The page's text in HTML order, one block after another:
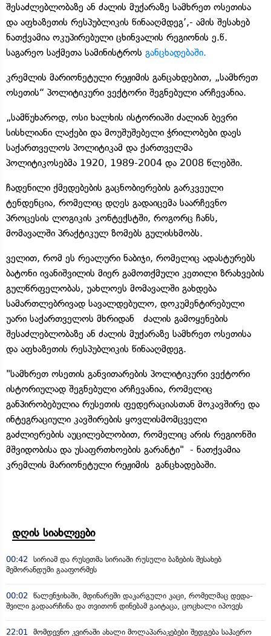
შესაძლებლობაზე ან ძალის მუქარაზე სამხრეთ ოსეთისა
და აფხაზეთის რესპუბლიკის წინააღმდეგ’,- ამის შესახებ
ნათქვამია ოკუპირებული ცხინვალის რეგიონის ე.წ.
საგარეო საქმეთა სამინისტროს განცხადებაში.
კრემლის მარიონეტული რეჟიმის განცახდებით, „სამხრეთ
ოსეთის“ პოლიტიკური ვექტორი შეგნებული არჩევანია.
„სამწუხაროდ, ოსი ხალხის ისტორიაში ძალიან ბევრი
სისხლიანი ლაქები და მოუშუშებელი ჭრილობები დაეს
საქართველოს პოლიტიკამ და ქართველმა
პოლიტიკოსებმა 1920, 1989-2004 და 2008 წლებში.
ჩადენილი ქმედებების გაცნობიერების გარკვეული
ტენდენცია, რომელიც დღეს გადაიცემა საარჩევნო
პროცესის ლოგიკის კონტექსტში, როგორც ჩანს,
მომავალში პრაქტიკულ ზომებს გულისხმობს.
ველით, რომ ეს რეალური ნაბიჯი, რომელიც ადასტურებს
ბატონი ივანიშვილის მიერ გამოთქმული კეთილი ზრახვების
გულწრფელობას, უახლოეს მომავალში გახდება
სამართლებრივად სავალდებულო, დოკუმენტირებული
უარი საქართველოს მხრიდან ძალის გამოყენების
შესაძლებლობაზე ან ძალის მუქარაზე სამხრეთ ოსეთისა
და აფხაზეთის რესპუბლიკის წინააღმდეგ.
"სამხრეთ ოსეთის განვითარების პოლიტიკური ვექტორი
ისტორიულად შეგნებული არჩევანია, რომელიც
განპირობებულია რუსეთის ფედერაციასთან მოკავშირე და
ინტეგრაციული კავშირების ყოვლისმომცველი
გაძლიერების აუცილებლობით, რომელიც არის რეგიონში
მშვიდობისა და უსაფრთხოების გარანტი" - ნათქვამია
კრემლის მარიონეტული რეჟიმის განცხადებაში.
დღის სიახლეები
00:42
სირიამ და რუსეთმა სირიაში რუსული ბაზების შესახებ
მემორანდუმი გააფორმეს
00:02
წალენჯიხაში, მდინარეში დაკარგული კაცი, რომელმაც დედა-
შვილი გადაარჩინა და თვითონ დინებამ გაიტაცა, ცოცხალი იპოვეს
22:01 მომდევნო კვირაში ახალი მოლაპარაკებები შედგება საჰაერო